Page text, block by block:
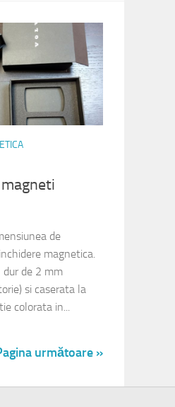
de
magnetica.
de 2 mm
si caserata la
colorata in...
următoare »